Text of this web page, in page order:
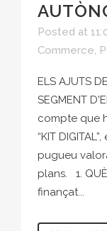
Posted at
Commerce,
ELS AJUTS
SEGMENT
compte que
“KIT
pugueu
plans. 1.
finançat...